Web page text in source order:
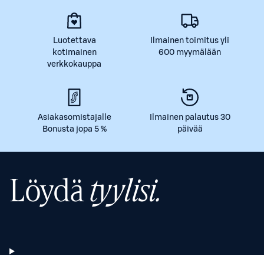
Luotettava
kotimainen
verkkokauppa
Ilmainen toimitus yli
600 myymälään
Asiakasomistajalle
Bonusta jopa 5 %
Ilmainen palautus 30
päivää
Löydätyylisi.